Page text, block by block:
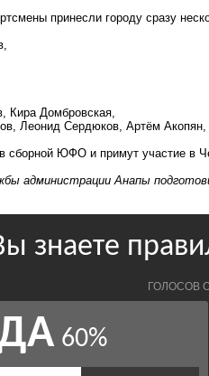
принесли городу сразу
Кира Домбровская,
Леонид Сердюков, Артём
сборной ЮФО и примут участие в
администрации Анапы